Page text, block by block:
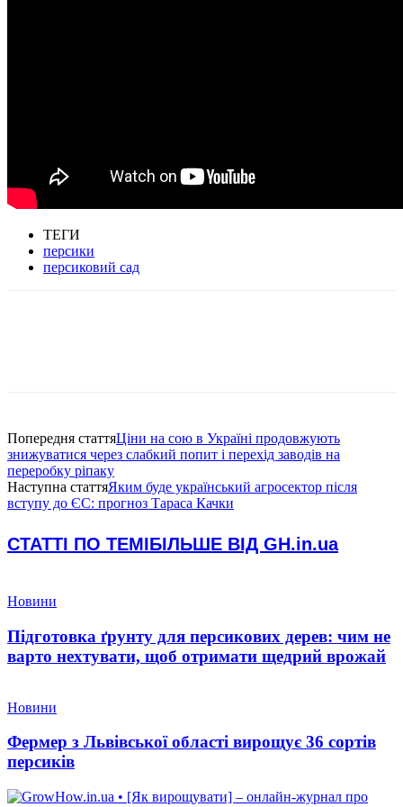
ТЕГИ
персики
персиковий сад
Попередня статтяЦіни на сою в Україні продовжують
знижуватися через слабкий попит і перехід заводів на
переробку ріпаку
Наступна статтяЯким буде український агросектор після
вступу до ЄС: прогноз Тараса Качки
СТАТТІ ПО ТЕМІБІЛЬШЕ ВІД GH.in.ua
Новини
Підготовка ґрунту для персикових дерев: чим не
варто нехтувати, щоб отримати щедрий врожай
Новини
Фермер з Львівської області вирощує 36 сортів
персиків